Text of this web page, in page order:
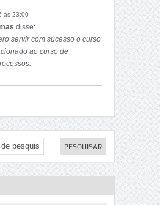
às 23:00
disse:
servir com sucesso o curso
ao curso de